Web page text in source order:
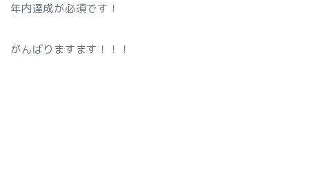
年内達成が必須です！
がんばりますます！！！